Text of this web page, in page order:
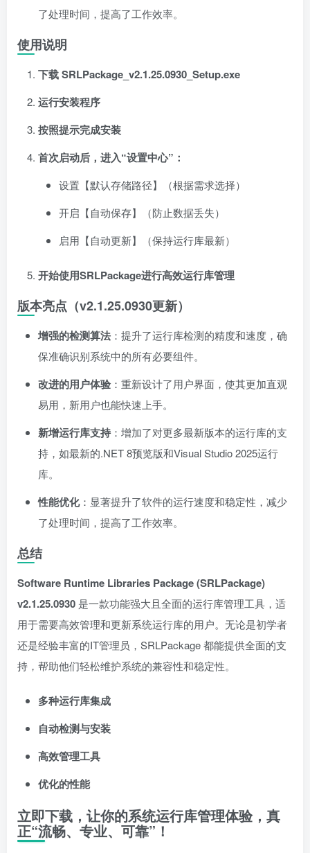
了处理时间，提高了工作效率。
使用说明
下载 SRLPackage_v2.1.25.0930_Setup.exe
运行安装程序
按照提示完成安装
首次启动后，进入“设置中心”：
设置【默认存储路径】（根据需求选择）
开启【自动保存】（防止数据丢失）
启用【自动更新】（保持运行库最新）
开始使用SRLPackage进行高效运行库管理
版本亮点（v2.1.25.0930更新）
增强的检测算法 ：提升了运行库检测的精度和速度，确
保准确识别系统中的所有必要组件。
改进的用户体验：重新设计了用户界面，使其更加直观
易用，新用户也能快速上手。
新增运行库支持：增加了对更多最新版本的运行库的支
持，如最新的.NET 8预览版和Visual Studio 2025运行
库。
性能优化：显著提升了软件的运行速度和稳定性，减少
了处理时间，提高了工作效率。
总结
Software Runtime Libraries Package (SRLPackage)
v2.1.25.0930 是一款功能强大且全面的运行库管理工具，适
用于需要高效管理和更新系统运行库的用户。无论是初学者
还是经验丰富的IT管理员，SRLPackage 都能提供全面的支
持，帮助他们轻松维护系统的兼容性和稳定性。
多种运行库集成
自动检测与安装
高效管理工具
优化的性能
立即下载，让你的系统运行库管理体验，真
正“流畅、专业、可靠”！